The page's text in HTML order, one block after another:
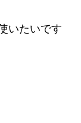
いたいです